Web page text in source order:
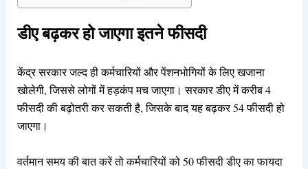
डीए बढ़कर हो जाएगा इतने फीसदी
केंद्र सरकार जल्द ही कर्मचारियों और पेंशनभोगियों के लिए खजाना
खोलेगी, जिससे लोगों में हड़कंप मच जाएगा। सरकार डीए में करीब 4
फीसदी की बढ़ोतरी कर सकती है, जिसके बाद यह बढ़कर 54 फीसदी हो
जाएगा।
वर्तमान समय की बात करें तो कर्मचारियों को 50 फीसदी डीए का फायदा